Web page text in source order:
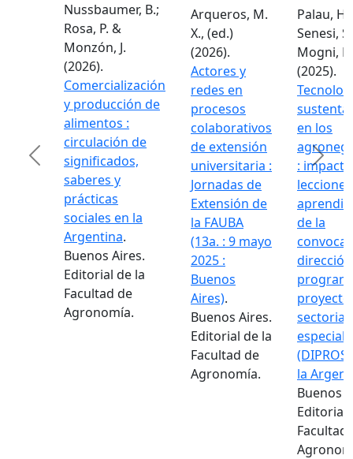
Nussbaumer, B.;
Rosa, P. &
Monzón, J.
(2026).
Comercialización
y producción de
alimentos :
circulación de
significados,
saberes y
prácticas
sociales en la
Argentina.
Buenos Aires.
Editorial de la
Facultad de
Agronomía.
Arqueros, M.
X., (ed.)
(2026).
Actores y
redes en
procesos
colaborativos
de extensión
universitaria :
Jornadas de
Extensión de
la FAUBA
(13a. : 9 mayo
2025 :
Buenos
Aires).
Buenos Aires.
Editorial de la
Facultad de
Agronomía.
Palau, H.;
Senesi, S.
Mogni, F.
(2025).
en los
: impacto y
lecciones
de la
dirección
proyectos
especiales
la
Buenos
Editorial
Facultad
Previous Next